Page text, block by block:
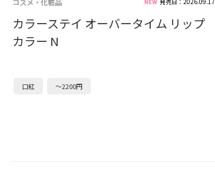
コスメ・化粧品
カラーステイ オーバータイム リップ
カラー N
口紅 ～2200円